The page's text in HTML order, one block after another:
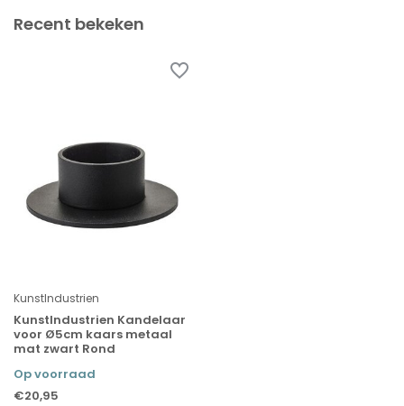
Recent bekeken
KunstIndustrien
KunstIndustrien Kandelaar
voor Ø5cm kaars metaal
mat zwart Rond
Op voorraad
€20,95